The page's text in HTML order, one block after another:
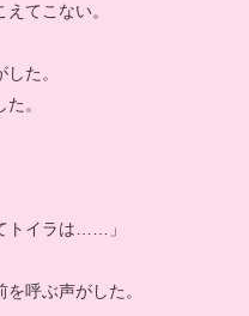
てこない。
た。
。
トイラは……」
呼ぶ声がした。